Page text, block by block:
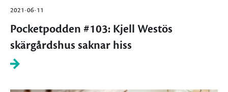
2021-06-11
Pocketpodden #103: Kjell Westös
skärgårdshus saknar hiss